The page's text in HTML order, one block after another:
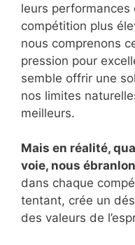
leurs
compétition plus
nous comprenons
pression pour
semble offrir une
nos limites
meilleurs.
Mais en réalité,
voie, nous
dans chaque
tentant, crée un
des valeurs de